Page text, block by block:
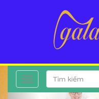
Toggle
navigation
Previous